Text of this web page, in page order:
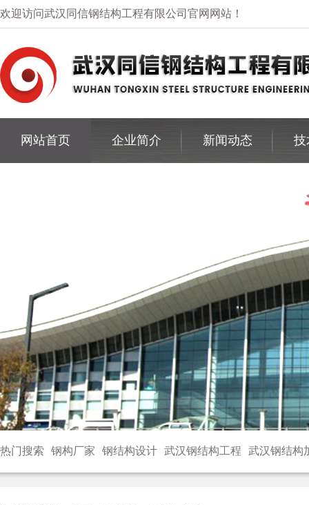
欢迎访问武汉同信钢结构工程有限公司官网网站！
网站首页 企业简介 新闻动态 技
热门搜索 钢构厂家 钢结构设计 武汉钢结构工程 武汉钢结构